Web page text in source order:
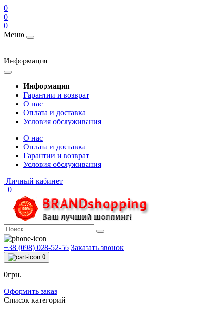
0
0
0
Меню
Информация
Информация
Гарантии и возврат
О нас
Оплата и доставка
Условия обслуживания
О нас
Оплата и доставка
Гарантии и возврат
Условия обслуживания
Личный кабинет
0
+38 (098) 028-52-56 Заказать звонок
0
0грн.
Оформить заказ
Список категорий